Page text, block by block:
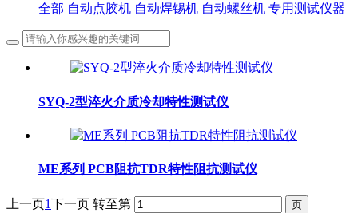
全部 自动点胶机 自动焊锡机 自动螺丝机 专用测试仪器
SYQ-2型淬火介质冷却特性测试仪
ME系列 PCB阻抗TDR特性阻抗测试仪
上一页1下一页 转至第